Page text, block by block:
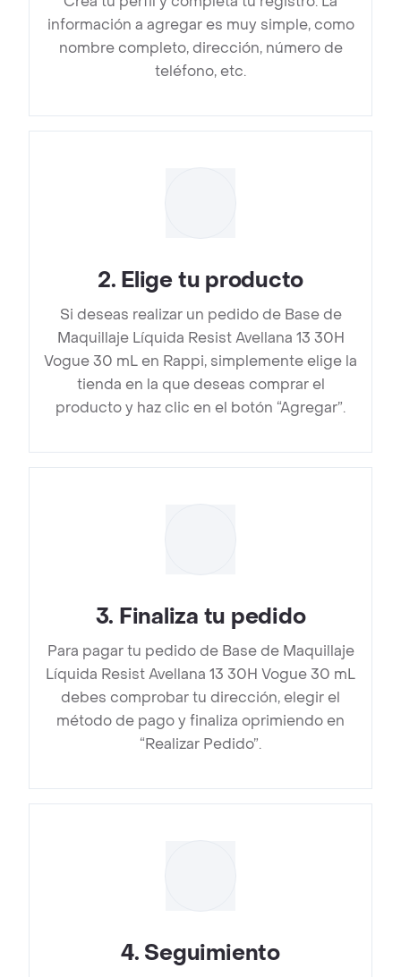
información a agregar es muy simple, como
nombre completo, dirección, número de
teléfono, etc.
2. Elige tu producto
Si deseas realizar un pedido de Base de
Maquillaje Líquida Resist Avellana 13 30H
Vogue 30 mL en Rappi, simplemente elige la
tienda en la que deseas comprar el
producto y haz clic en el botón “Agregar”.
3. Finaliza tu pedido
Para pagar tu pedido de Base de Maquillaje
Líquida Resist Avellana 13 30H Vogue 30 mL
debes comprobar tu dirección, elegir el
método de pago y finaliza oprimiendo en
“Realizar Pedido”.
4. Seguimiento